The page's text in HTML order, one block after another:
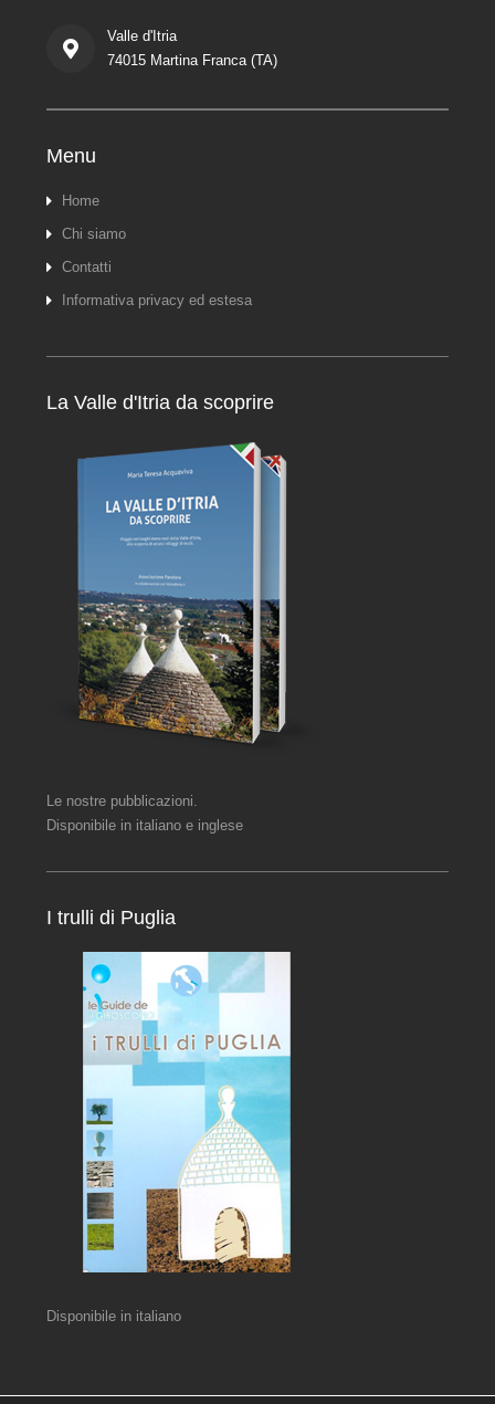
Valle d'Itria
74015 Martina Franca (TA)
Menu
Home
Chi siamo
Contatti
Informativa privacy ed estesa
La Valle d'Itria da scoprire
Le nostre pubblicazioni.
Disponibile in italiano e inglese
I trulli di Puglia
Disponibile in italiano